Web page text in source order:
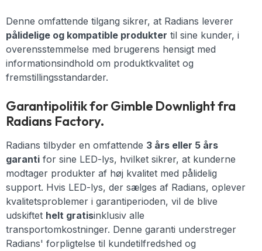
Denne omfattende tilgang sikrer, at Radians leverer
pålidelige og kompatible produkter til sine kunder, i
overensstemmelse med brugerens hensigt med
informationsindhold om produktkvalitet og
fremstillingsstandarder.
Garantipolitik for Gimble Downlight fra
Radians Factory.
Radians tilbyder en omfattende 3 års eller 5 års
garanti for sine LED-lys, hvilket sikrer, at kunderne
modtager produkter af høj kvalitet med pålidelig
support. Hvis LED-lys, der sælges af Radians, oplever
kvalitetsproblemer i garantiperioden, vil de blive
udskiftet helt gratisinklusiv alle
transportomkostninger. Denne garanti understreger
Radians' forpligtelse til kundetilfredshed og